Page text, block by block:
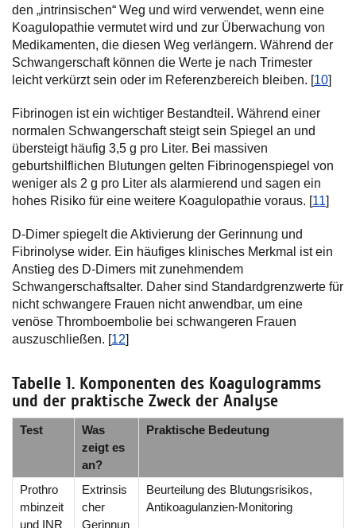
den „intrinsischen“ Weg und wird verwendet, wenn eine
Koagulopathie vermutet wird und zur Überwachung von
Medikamenten, die diesen Weg verlängern. Während der
Schwangerschaft können die Werte je nach Trimester
leicht verkürzt sein oder im Referenzbereich bleiben. [10]
Fibrinogen ist ein wichtiger Bestandteil. Während einer
normalen Schwangerschaft steigt sein Spiegel an und
übersteigt häufig 3,5 g pro Liter. Bei massiven
geburtshilflichen Blutungen gelten Fibrinogenspiegel von
weniger als 2 g pro Liter als alarmierend und sagen ein
hohes Risiko für eine weitere Koagulopathie voraus. [11]
D-Dimer spiegelt die Aktivierung der Gerinnung und
Fibrinolyse wider. Ein häufiges klinisches Merkmal ist ein
Anstieg des D-Dimers mit zunehmendem
Schwangerschaftsalter. Daher sind Standardgrenzwerte für
nicht schwangere Frauen nicht anwendbar, um eine
venöse Thromboembolie bei schwangeren Frauen
auszuschließen. [12]
Tabelle 1. Komponenten des Koagulogramms
und der praktische Zweck der Analyse
Test
Was
zeigt es
an?
Praktische Bedeutung
Prothro
mbinzeit
und INR
Extrinsis
cher
Gerinnun
Beurteilung des Blutungsrisikos,
Antikoagulanzien-Monitoring